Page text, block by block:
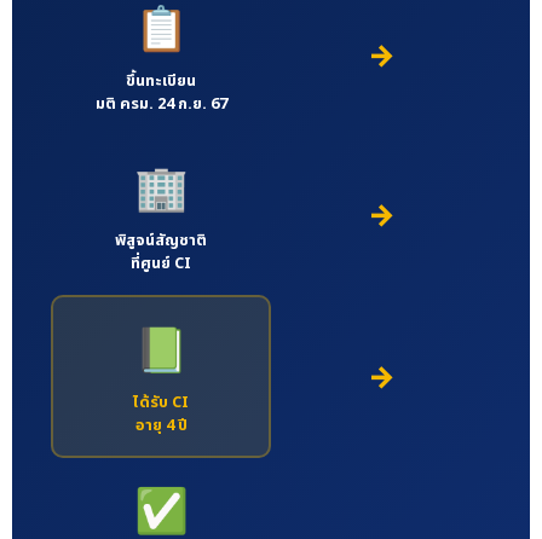
📋
ขึ้นทะเบียน
มติ ครม. 24 ก.ย. 67
→
🏢
พิสูจน์สัญชาติ
ที่ศูนย์ CI
→
📗
ได้รับ CI
อายุ 4 ปี
→
✅